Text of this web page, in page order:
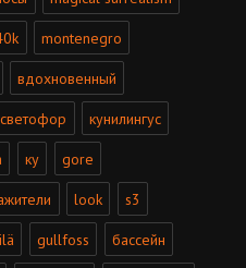
montenegro
вдохновенный
светофор кунилингус
ку gore
look s3
gullfoss бассейн